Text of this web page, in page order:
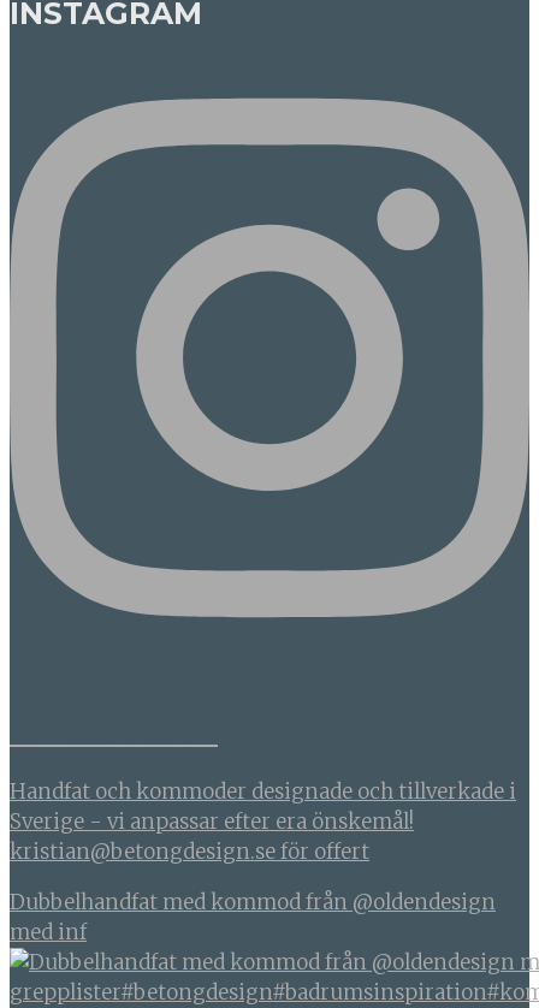
INSTAGRAM
Handfat och kommoder designade och tillverkade i
Sverige - vi anpassar efter era önskemål!
kristian@betongdesign.se för offert
Dubbelhandfat med kommod från @oldendesign
med inf